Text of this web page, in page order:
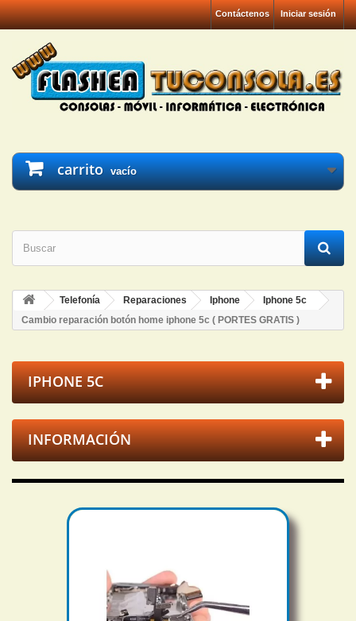
Iniciar sesión
Contáctenos
carrito vacío
Telefonía Reparaciones Iphone
Iphone 5c
Cambio reparación botón home iphone 5c ( PORTES GRATIS )
IPHONE 5C
INFORMACIÓN